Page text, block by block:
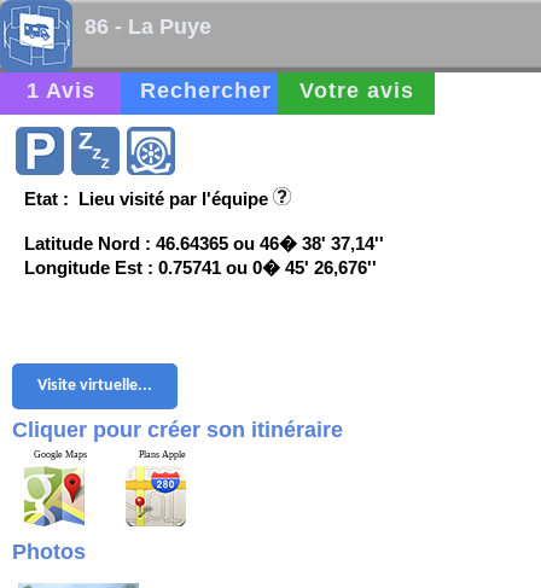
86 - La Puye
1 Avis Rechercher Votre avis
Etat : Lieu visité par l'équipe
Latitude Nord : 46.64365 ou 46� 38' 37,14''
Longitude Est : 0.75741 ou 0� 45' 26,676''
Visite virtuelle...
Cliquer pour créer son itinéraire
Google Maps Plans Apple
Photos